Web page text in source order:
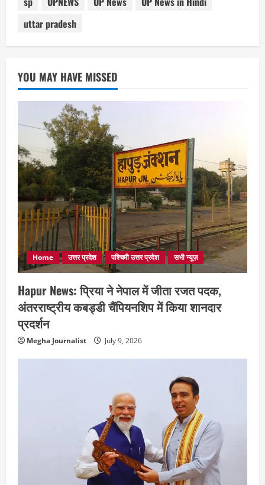
uttar pradesh
YOU MAY HAVE MISSED
Home उत्तर प्रदेश पश्चिमी उत्तर प्रदेश सभी न्यूज़
Hapur News: प्रिया ने नेपाल में जीता रजत पदक,
अंतरराष्ट्रीय कबड्डी चैंपियनशिप में किया शानदार
प्रदर्शन
Megha Journalist July 9, 2026